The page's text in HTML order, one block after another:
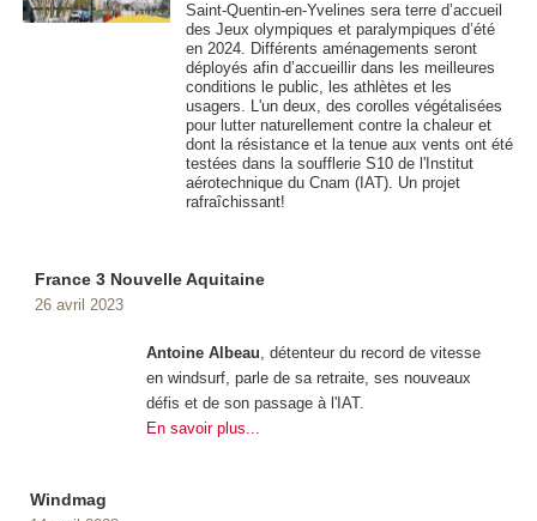
Saint-Quentin-en-Yvelines sera terre d’accueil
des Jeux olympiques et paralympiques d’été
en 2024. Différents aménagements seront
déployés afin d’accueillir dans les meilleures
conditions le public, les athlètes et les
usagers. L'un deux, des corolles végétalisées
pour lutter naturellement contre la chaleur et
dont la résistance et la tenue aux vents ont été
testées dans la soufflerie S10 de l'Institut
aérotechnique du Cnam (IAT). Un projet
rafraîchissant!
France 3 Nouvelle Aquitaine
26 avril 2023
Antoine Albeau, détenteur du record de vitesse
en windsurf, parle de sa retraite, ses nouveaux
défis et de son passage à l'IAT.
En savoir plus...
Windmag